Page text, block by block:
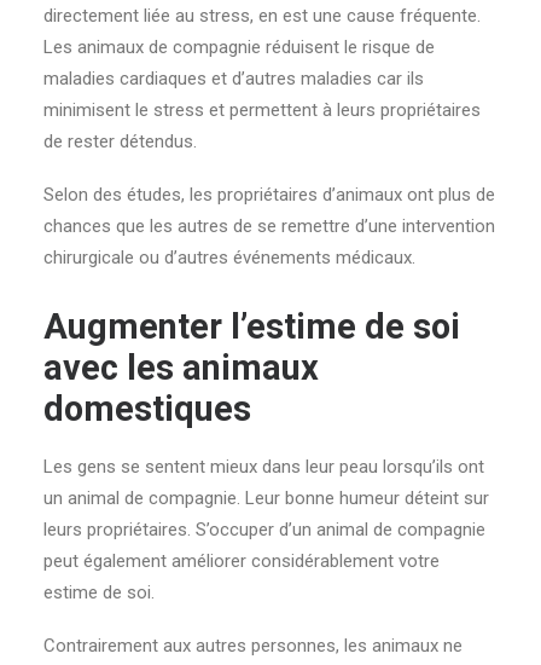
directement liée au stress, en est une cause fréquente.
Les animaux de compagnie réduisent le risque de
maladies cardiaques et d’autres maladies car ils
minimisent le stress et permettent à leurs propriétaires
de rester détendus.
Selon des études, les propriétaires d’animaux ont plus de
chances que les autres de se remettre d’une intervention
chirurgicale ou d’autres événements médicaux.
Augmenter l’estime de soi
avec les animaux
domestiques
Les gens se sentent mieux dans leur peau lorsqu’ils ont
un animal de compagnie. Leur bonne humeur déteint sur
leurs propriétaires. S’occuper d’un animal de compagnie
peut également améliorer considérablement votre
estime de soi.
Contrairement aux autres personnes, les animaux ne